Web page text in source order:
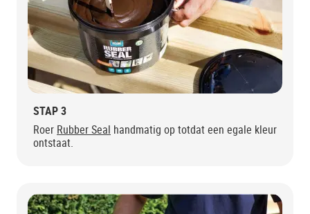
STAP 3
Roer Rubber Seal handmatig op totdat een egale kleur
ontstaat.